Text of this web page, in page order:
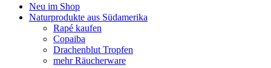
Neu im Shop
Naturprodukte aus Südamerika
Rapé kaufen
Copaiba
Drachenblut Tropfen
mehr Räucherware